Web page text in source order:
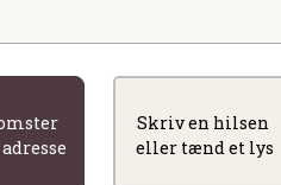
Skriv en hilsen
eller tænd et lys